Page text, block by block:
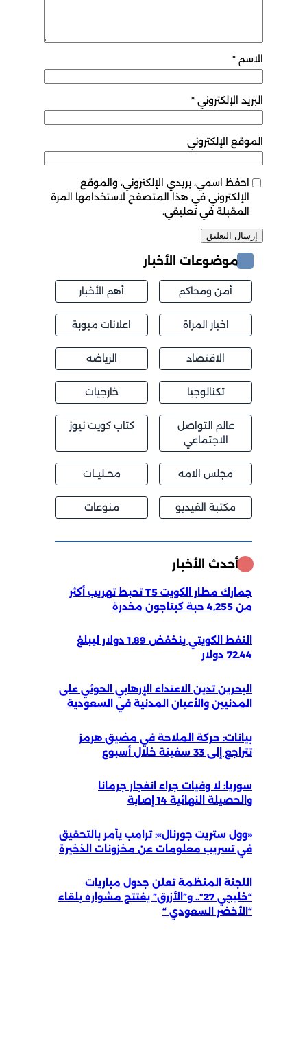
الاسم *
البريد الإلكتروني *
الموقع الإلكتروني
احفظ اسمي، بريدي الإلكتروني، والموقع
الإلكتروني في هذا المتصفح لاستخدامها المرة
المقبلة في تعليقي.
موضوعات الأخبار
أمن ومحاكم أهم الأخبار
اخبار المراة اعلانات مبوبة
الاقتصاد الرياضه
تكنالوجيا خارجيات
عالم التواصل
الاجتماعي
كتاب كويت نيوز
مجلس الامه محــليــات
مكتبة الفيديو منوعات
أحدث الأخبار
جمارك مطار الكويت T5 تحبط تهريب أكثر
من 4,255 حبة كبتاجون مخدرة
النفط الكويتي ينخفض 1.89 دولار ليبلغ
72.44 دولار
البحرين تدين الاعتداء الإرهابي الحوثي على
المدنيين والأعيان المدنية في السعودية
بيانات: حركة الملاحة في مضيق هرمز
تتراجع إلى 33 سفينة خلال أسبوع
سوريا: لا وفيات جراء انفجار جرمانا
والحصيلة النهائية 14 إصابة
«وول ستريت جورنال»: ترامب يأمر بالتحقيق
في تسريب معلومات عن مخزونات الذخيرة
اللجنة المنظمة تعلن جدول مباريات
“خليجي 27″.. و”الأزرق” يفتتح مشواره بلقاء
“الأخضر السعودي “